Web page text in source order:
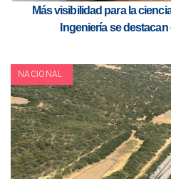
Más visibilidad para la
Ingeniería se
NACIONAL